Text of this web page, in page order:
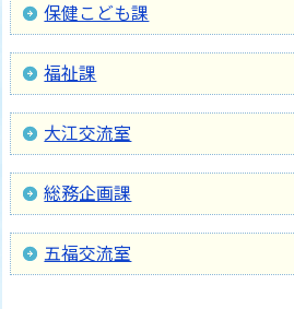
保健こども課
福祉課
大江交流室
総務企画課
五福交流室